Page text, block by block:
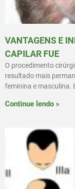
VANTAGENS E
CAPILAR FUE
O procedimento
resultado mais
feminina e masculina.
Continue lendo »